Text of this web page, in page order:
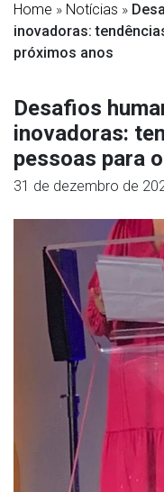
Home » Notícias »
inovadoras:
próximos anos
Desafios
inovadoras:
pessoas para
31 de dezembro de